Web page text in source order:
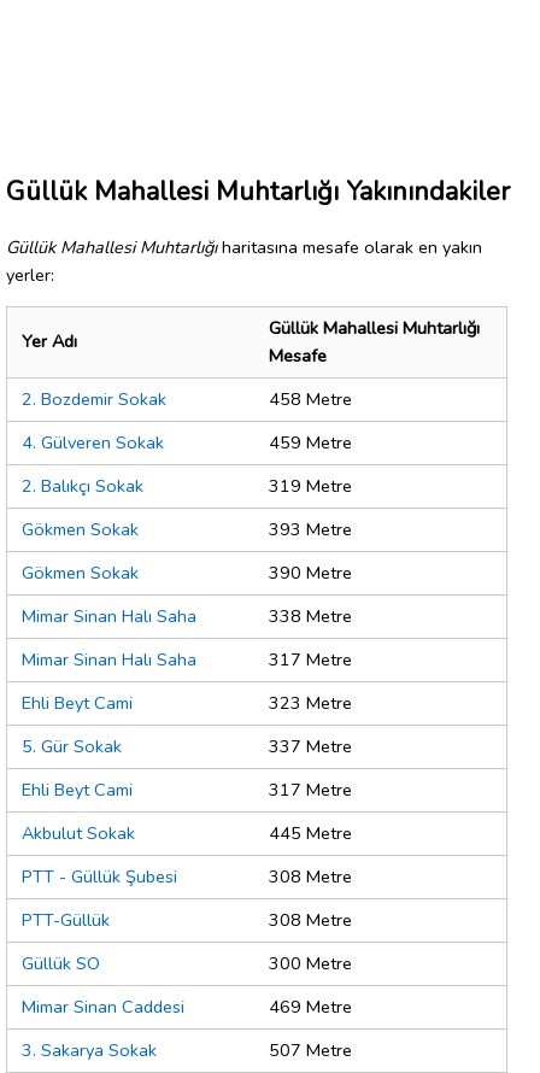
Güllük Mahallesi Muhtarlığı Yakınındakiler
Güllük Mahallesi Muhtarlığıharitasına mesafe olarak en yakın
yerler:
Yer Adı
Güllük Mahallesi Muhtarlığı
Mesafe
2. Bozdemir Sokak
458 Metre
4. Gülveren Sokak
459 Metre
2. Balıkçı Sokak
319 Metre
Gökmen Sokak
393 Metre
Gökmen Sokak
390 Metre
Mimar Sinan Halı Saha
338 Metre
Mimar Sinan Halı Saha
317 Metre
Ehli Beyt Cami
323 Metre
5. Gür Sokak
337 Metre
Ehli Beyt Cami
317 Metre
Akbulut Sokak
445 Metre
PTT - Güllük Şubesi
308 Metre
PTT-Güllük
308 Metre
Güllük SO
300 Metre
Mimar Sinan Caddesi
469 Metre
3. Sakarya Sokak
507 Metre